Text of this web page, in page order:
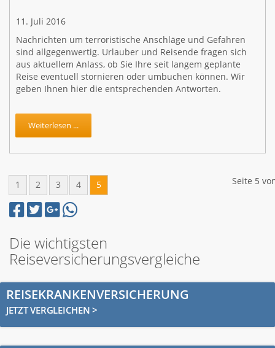
11. Juli 2016
Nachrichten um terroristische Anschläge und Gefahren
sind allgegenwertig. Urlauber und Reisende fragen sich
aus aktuellem Anlass, ob Sie Ihre seit langem geplante
Reise eventuell stornieren oder umbuchen können. Wir
geben Ihnen hier die entsprechenden Antworten.
Weiterlesen ...
Seite 5
1 2 3 4 5
Die wichtigsten
Reiseversicherungsvergleiche
REISEKRANKENVERSICHERUNG
JETZT VERGLEICHEN >